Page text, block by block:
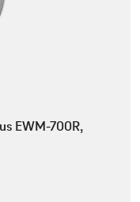
EWM-700R,